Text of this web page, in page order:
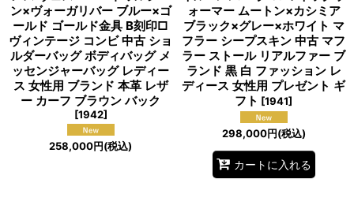
ン×ヴォーガリバー ブルー×ゴ
ールド ゴールド金具 B刻印□
ヴィンテージ コンビ 中古 ショ
ルダーバッグ ボディバッグ メ
ッセンジャーバッグ レディー
ス 女性用 ブランド 本革 レザ
ー カーフ ブラウン バック
[1942]
258,000円(税込)
ォーマー ムートン×カシミア
ブラック×グレー×ホワイト マ
フラー シープスキン 中古 マフ
ラー ストール リアルファー ブ
ランド 黒 白 ファッション レ
ディース 女性用 プレゼント ギ
フト [1941]
298,000円(税込)
カートに入れる